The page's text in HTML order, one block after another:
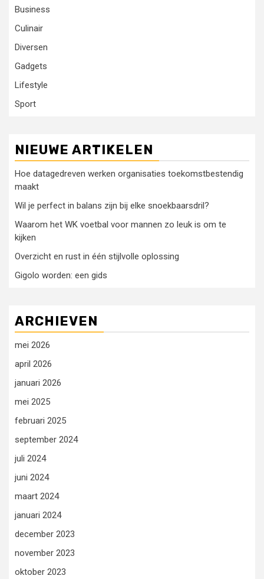
Business
Culinair
Diversen
Gadgets
Lifestyle
Sport
NIEUWE ARTIKELEN
Hoe datagedreven werken organisaties toekomstbestendig
maakt
Wil je perfect in balans zijn bij elke snoekbaarsdril?
Waarom het WK voetbal voor mannen zo leuk is om te
kijken
Overzicht en rust in één stijlvolle oplossing
Gigolo worden: een gids
ARCHIEVEN
mei 2026
april 2026
januari 2026
mei 2025
februari 2025
september 2024
juli 2024
juni 2024
maart 2024
januari 2024
december 2023
november 2023
oktober 2023